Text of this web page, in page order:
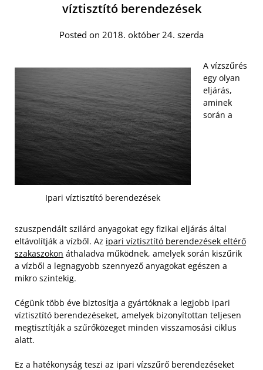
víztisztító berendezések
Posted on 2018. október 24. szerda
Ipari víztisztító berendezések
A vízszűrés
egy olyan
eljárás,
aminek
során a
szuszpendált szilárd anyagokat egy fizikai eljárás által
eltávolítják a vízből. Az ipari víztisztító berendezések eltérő
szakaszokon áthaladva működnek, amelyek során kiszűrik
a vízből a legnagyobb szennyező anyagokat egészen a
mikro szintekig.
Cégünk több éve biztosítja a gyártóknak a legjobb ipari
víztisztító berendezéseket, amelyek bizonyítottan teljesen
megtisztítják a szűrőközeget minden visszamosási ciklus
alatt.
Ez a hatékonyság teszi az ipari vízszűrő berendezéseket